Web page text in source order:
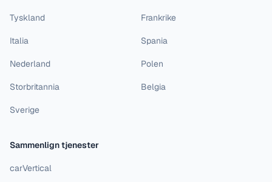
Tyskland Frankrike
Italia Spania
Nederland Polen
Storbritannia Belgia
Sverige
Sammenlign tjenester
carVertical